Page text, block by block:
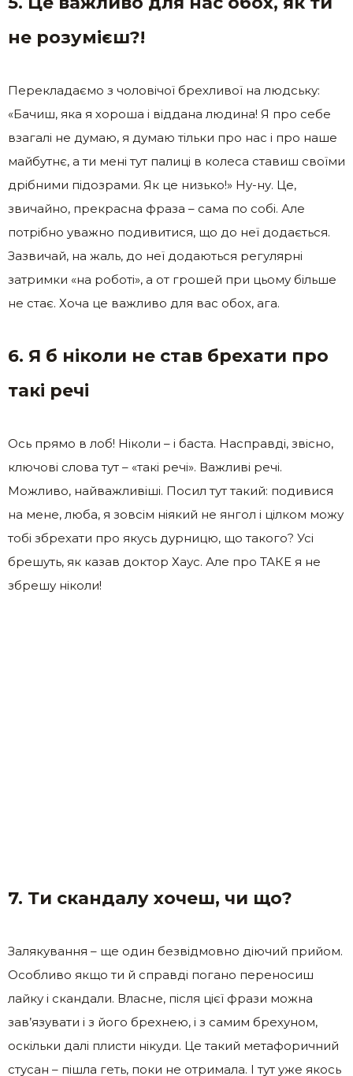
не розумієш?!
Перекладаємо з чоловічої брехливої на людську:
«Бачиш, яка я хороша і віддана людина! Я про себе
взагалі не думаю, я думаю тільки про нас і про наше
майбутнє, а ти мені тут палиці в колеса ставиш своїми
дрібними підозрами. Як це низько!» Ну-ну. Це,
звичайно, прекрасна фраза – сама по собі. Але
потрібно уважно подивитися, що до неї додається.
Зазвичай, на жаль, до неї додаються регулярні
затримки «на роботі», а от грошей при цьому більше
не стає. Хоча це важливо для вас обох, ага.
6. Я б ніколи не став брехати про
такі речі
Ось прямо в лоб! Ніколи – і баста. Насправді, звісно,
ключові слова тут – «такі речі». Важливі речі.
Можливо, найважливіші. Посил тут такий: подивися
на мене, люба, я зовсім ніякий не янгол і цілком можу
тобі збрехати про якусь дурницю, що такого? Усі
брешуть, як казав доктор Хаус. Але про ТАКЕ я не
збрешу ніколи!
7. Ти скандалу хочеш, чи що?
Залякування – ще один безвідмовно діючий прийом.
Особливо якщо ти й справді погано переносиш
лайку і скандали. Власне, після цієї фрази можна
зав’язувати і з його брехнею, і з самим брехуном,
оскільки далі плисти нікуди. Це такий метафоричний
стусан – пішла геть, поки не отримала. І тут уже якось